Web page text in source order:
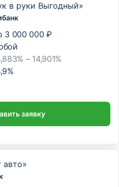
в руки Выгодный»
3 000 000 ₽
– 14,901%
%
заявку
авто»